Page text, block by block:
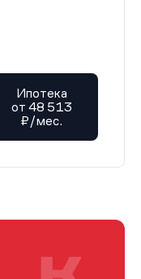
Ипотека
от 48 513
₽/мес.